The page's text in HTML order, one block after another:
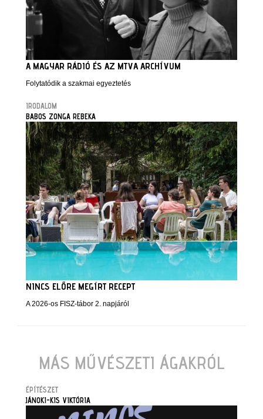
A MAGYAR RÁDIÓ ÉS AZ MTVA ARCHÍVUM
Folytatódik a szakmai egyeztetés
IRODALOM
BABOS ZONGA REBEKA
NINCS ELŐRE MEGÍRT RECEPT
A 2026-os FISZ-tábor 2. napjáról
MÁS MŰVÉSZETI ÁGAKRÓL
ÉPÍTÉSZET
JÁNOKI-KIS VIKTÓRIA